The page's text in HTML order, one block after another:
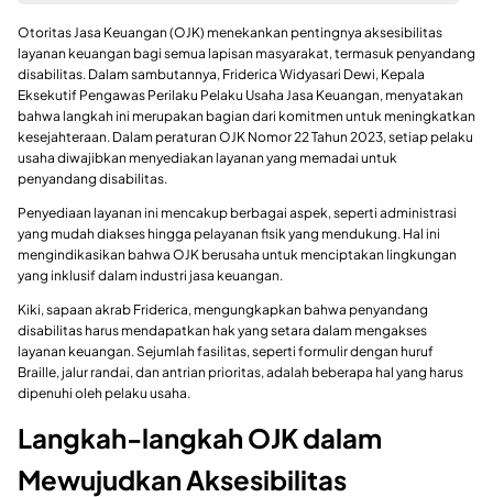
Otoritas Jasa Keuangan (OJK) menekankan pentingnya aksesibilitas
layanan keuangan bagi semua lapisan masyarakat, termasuk penyandang
disabilitas. Dalam sambutannya, Friderica Widyasari Dewi, Kepala
Eksekutif Pengawas Perilaku Pelaku Usaha Jasa Keuangan, menyatakan
bahwa langkah ini merupakan bagian dari komitmen untuk meningkatkan
kesejahteraan. Dalam peraturan OJK Nomor 22 Tahun 2023, setiap pelaku
usaha diwajibkan menyediakan layanan yang memadai untuk
penyandang disabilitas.
Penyediaan layanan ini mencakup berbagai aspek, seperti administrasi
yang mudah diakses hingga pelayanan fisik yang mendukung. Hal ini
mengindikasikan bahwa OJK berusaha untuk menciptakan lingkungan
yang inklusif dalam industri jasa keuangan.
Kiki, sapaan akrab Friderica, mengungkapkan bahwa penyandang
disabilitas harus mendapatkan hak yang setara dalam mengakses
layanan keuangan. Sejumlah fasilitas, seperti formulir dengan huruf
Braille, jalur randai, dan antrian prioritas, adalah beberapa hal yang harus
dipenuhi oleh pelaku usaha.
Langkah-langkah OJK dalam
Mewujudkan Aksesibilitas